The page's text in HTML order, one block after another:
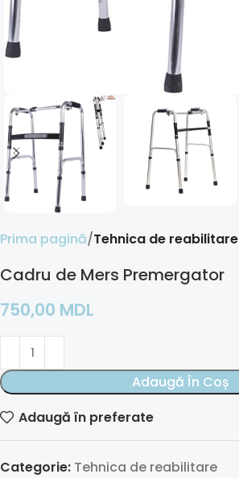
Prima pagină Tehnica de reabilitare
Cadru de Mers Premergator
750,00 MDL
Adaugă În Coș
Adaugă în preferate
Categorie: Tehnica de reabilitare